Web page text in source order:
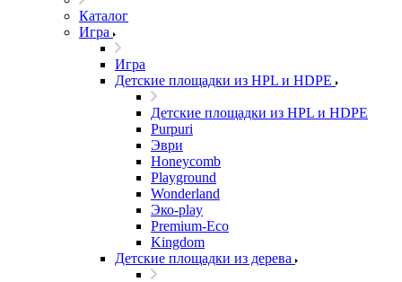
Каталог
Игра
Игра
Детские площадки из HPL и HDPE
Детские площадки из HPL и HDPE
Purpuri
Эври
Honeycomb
Playground
Wonderland
Эко-play
Premium-Eco
Kingdom
Детские площадки из дерева